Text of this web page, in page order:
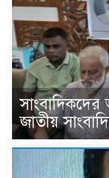
সাংবাদিকদের
জাতীয়